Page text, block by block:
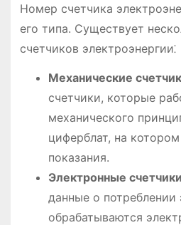
Номер счетчика
его типа. Существует
счетчиков электроэнергии⁚
Механические
счетчики, которые
механического
циферблат, на
показания.
Электронные счетчики
данные о потреблении
обрабатываются